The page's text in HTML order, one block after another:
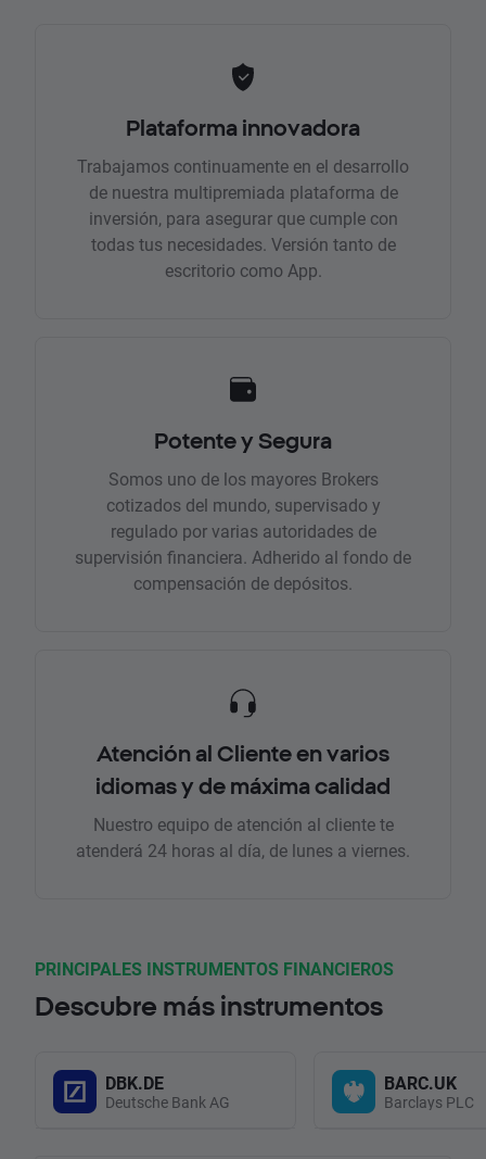
Plataforma innovadora
Trabajamos continuamente en el desarrollo
de nuestra multipremiada plataforma de
inversión, para asegurar que cumple con
todas tus necesidades. Versión tanto de
escritorio como App.
Potente y Segura
Somos uno de los mayores Brokers
cotizados del mundo, supervisado y
regulado por varias autoridades de
supervisión financiera. Adherido al fondo de
compensación de depósitos.
Atención al Cliente en varios
idiomas y de máxima calidad
Nuestro equipo de atención al cliente te
atenderá 24 horas al día, de lunes a viernes.
PRINCIPALES INSTRUMENTOS FINANCIEROS
Descubre más instrumentos
DBK.DE
Deutsche Bank AG
BARC.UK
Barclays PLC